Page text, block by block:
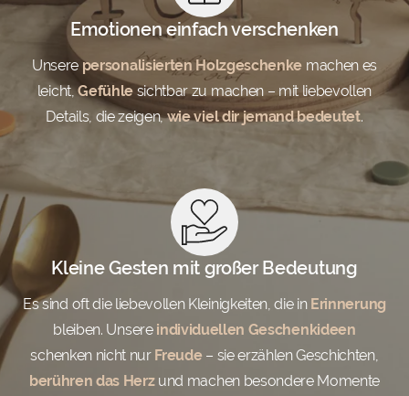
Emotionen einfach verschenken
Unserepersonalisierten Holzgeschenke machen es
leicht,Gefühle sichtbar zu machen – mit liebevollen
Details, die zeigen,wie viel dir jemand bedeutet.
Kleine Gesten mit großer Bedeutung
Es sind oft die liebevollen Kleinigkeiten, die in Erinnerung
bleiben. Unsere individuellen Geschenkideen
schenken nicht nur Freude – sie erzählen Geschichten,
berühren das Herzund machen besondere Momente